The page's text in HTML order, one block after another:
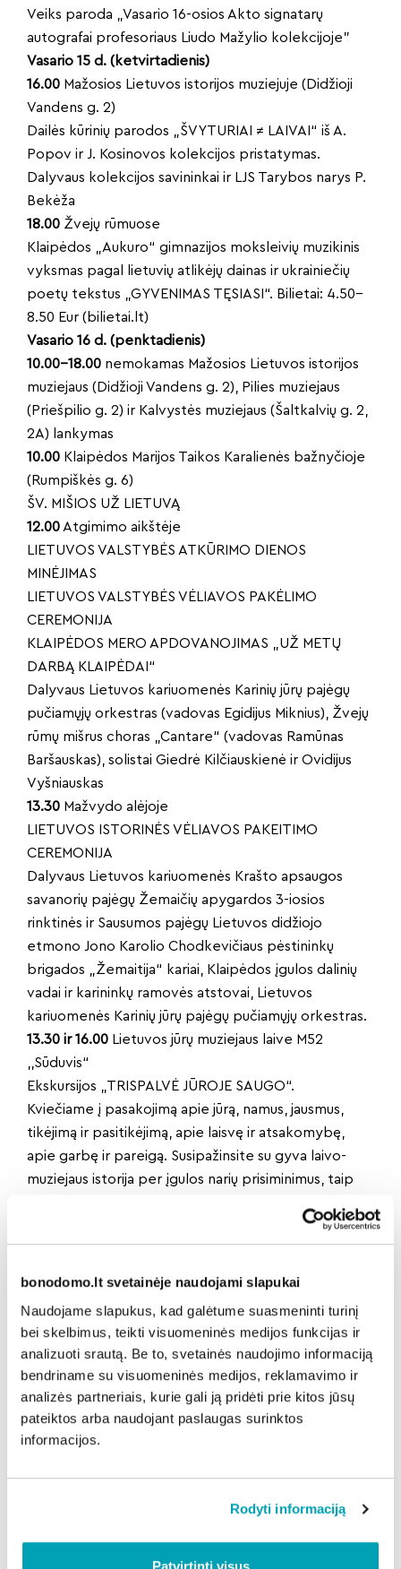
bonodomo.lt svetainėje naudojami slapukai
Naudojame slapukus, kad galėtume suasmeninti turinį
bei skelbimus, teikti visuomeninės medijos funkcijas ir
analizuoti srautą. Be to, svetainės naudojimo informaciją
bendriname su visuomeninės medijos, reklamavimo ir
analizės partneriais, kurie gali ją pridėti prie kitos jūsų
pateiktos arba naudojant paslaugas surinktos
informacijos.
Rodyti informaciją
Patvirtinti visus
Veiks paroda „Vasario 16-osios Akto signatarų
autografai profesoriaus Liudo Mažylio kolekcijoje”
Vasario 15 d. (ketvirtadienis)
16.00 Mažosios Lietuvos istorijos muziejuje (Didžioji
Vandens g. 2)
Dailės kūrinių parodos „ŠVYTURIAI ≠ LAIVAI“ iš A.
Popov ir J. Kosinovos kolekcijos pristatymas.
Dalyvaus kolekcijos savininkai ir LJS Tarybos narys P.
Bekėža
18.00 Žvejų rūmuose
Klaipėdos „Aukuro“ gimnazijos moksleivių muzikinis
vyksmas pagal lietuvių atlikėjų dainas ir ukrainiečių
poetų tekstus „GYVENIMAS TĘSIASI“. Bilietai: 4.50–
8.50 Eur (bilietai.lt)
Vasario 16 d. (penktadienis)
10.00–18.00 nemokamas Mažosios Lietuvos istorijos
muziejaus (Didžioji Vandens g. 2), Pilies muziejaus
(Priešpilio g. 2) ir Kalvystės muziejaus (Šaltkalvių g. 2,
2A) lankymas
10.00 Klaipėdos Marijos Taikos Karalienės bažnyčioje
(Rumpiškės g. 6)
ŠV. MIŠIOS UŽ LIETUVĄ
12.00 Atgimimo aikštėje
LIETUVOS VALSTYBĖS ATKŪRIMO DIENOS
MINĖJIMAS
LIETUVOS VALSTYBĖS VĖLIAVOS PAKĖLIMO
CEREMONIJA
KLAIPĖDOS MERO APDOVANOJIMAS „UŽ METŲ
DARBĄ KLAIPĖDAI“
Dalyvaus Lietuvos kariuomenės Karinių jūrų pajėgų
pučiamųjų orkestras (vadovas Egidijus Miknius), Žvejų
rūmų mišrus choras „Cantare“ (vadovas Ramūnas
Baršauskas), solistai Giedrė Kilčiauskienė ir Ovidijus
Vyšniauskas
13.30 Mažvydo alėjoje
LIETUVOS ISTORINĖS VĖLIAVOS PAKEITIMO
CEREMONIJA
Dalyvaus Lietuvos kariuomenės Krašto apsaugos
savanorių pajėgų Žemaičių apygardos 3-iosios
rinktinės ir Sausumos pajėgų Lietuvos didžiojo
etmono Jono Karolio Chodkevičiaus pėstininkų
brigados „Žemaitija“ kariai, Klaipėdos įgulos dalinių
vadai ir karininkų ramovės atstovai, Lietuvos
kariuomenės Karinių jūrų pajėgų pučiamųjų orkestras.
13.30 ir 16.00 Lietuvos jūrų muziejaus laive M52
,,Sūduvis“
Ekskursijos „TRISPALVĖ JŪROJE SAUGO“.
Kviečiame į pasakojimą apie jūrą, namus, jausmus,
tikėjimą ir pasitikėjimą, apie laisvę ir atsakomybę,
apie garbę ir pareigą. Susipažinsite su gyva laivo-
muziejaus istorija per įgulos narių prisiminimus, taip
Ekskursijos paslauga – nemokama, įsigijusiems
Klaipėdos miesto moksleivių šventinis koncertas
„YRA ŠALIS“
LMTA Klaipėdos fakulteto koncertų salėje (K.
Donelaičio g. 4)
Klaipėdos jaunųjų atlikėjų koncertas „MŪSŲ VAIKAI –
TĖVYNEI LIETUVAI“
16)
KARILIONO MUZIKOS KONCERTAS.